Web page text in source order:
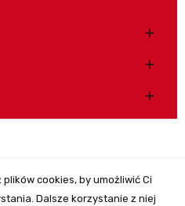



cookies, by umożliwić Ci
Dalsze korzystanie z niej